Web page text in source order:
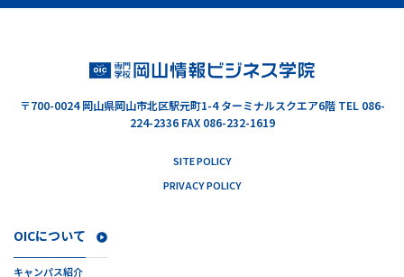
〒700-0024岡山県岡山市北区駅元町1-4 ターミナルスクエア6階TEL 086-
224-2336 FAX 086-232-1619
SITE POLICY
PRIVACY POLICY
OICについて
キャンパス紹介